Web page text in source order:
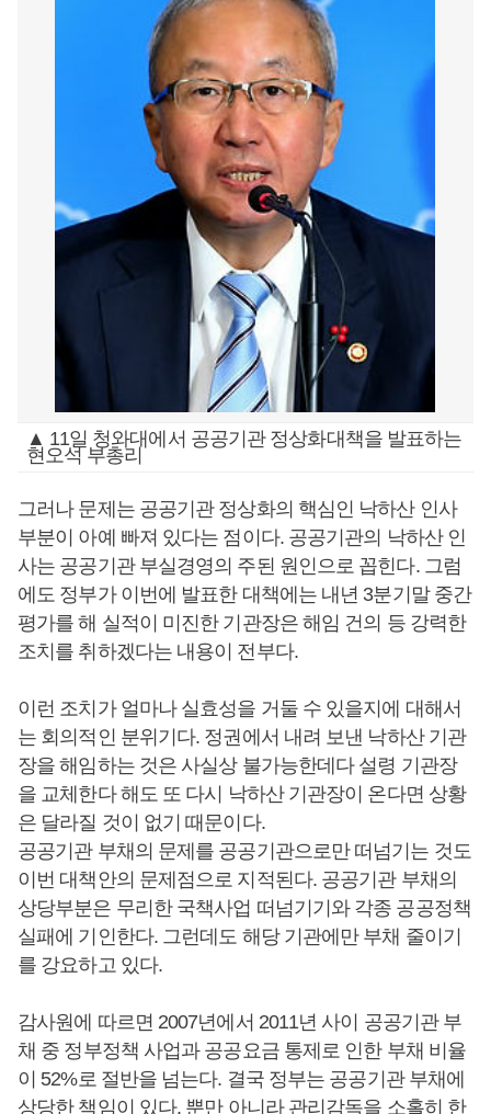
▲ 11일 청와대에서 공공기관 정상화대책을 발표하는
현오석 부총리
그러나 문제는 공공기관 정상화의 핵심인 낙하산 인사
부분이 아예 빠져 있다는 점이다. 공공기관의 낙하산 인
사는 공공기관 부실경영의 주된 원인으로 꼽힌다. 그럼
에도 정부가 이번에 발표한 대책에는 내년 3분기말 중간
평가를 해 실적이 미진한 기관장은 해임 건의 등 강력한
조치를 취하겠다는 내용이 전부다.
이런 조치가 얼마나 실효성을 거둘 수 있을지에 대해서
는 회의적인 분위기다. 정권에서 내려 보낸 낙하산 기관
장을 해임하는 것은 사실상 불가능한데다 설령 기관장
을 교체한다 해도 또 다시 낙하산 기관장이 온다면 상황
은 달라질 것이 없기 때문이다.
공공기관 부채의 문제를 공공기관으로만 떠넘기는 것도
이번 대책안의 문제점으로 지적된다. 공공기관 부채의
상당부분은 무리한 국책사업 떠넘기기와 각종 공공정책
실패에 기인한다. 그런데도 해당 기관에만 부채 줄이기
를 강요하고 있다.
감사원에 따르면 2007년에서 2011년 사이 공공기관 부
채 중 정부정책 사업과 공공요금 통제로 인한 부채 비율
이 52%로 절반을 넘는다. 결국 정부는 공공기관 부채에
상당한 책임이 있다. 뿐만 아니라 관리감독을 소홀히 한